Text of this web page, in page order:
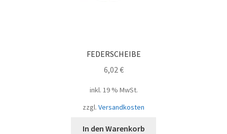
FEDERSCHEIBE
6,02 €
inkl. 19 % MwSt.
zzgl. Versandkosten
In den Warenkorb